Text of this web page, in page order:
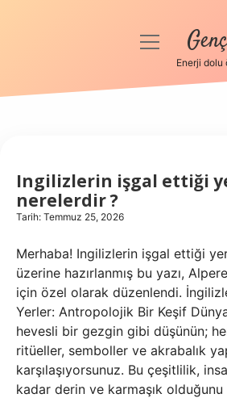
Anasayfa
Hakkımızda
menüyü
Enerji dolu
ve
İlham
Yazılar
Ingilizlerin işgal ettiği
nerelerdir ?
Tarih: Temmuz 25, 2026
Merhaba! Ingilizlerin işgal ettiği
üzerine hazırlanmış bu yazı,
için özel olarak düzenlendi.
Yerler: Antropolojik Bir Keşif
hevesli bir gezgin gibi düşünün;
ritüeller, semboller ve akrabalık
karşılaşıyorsunuz. Bu çeşitlilik,
kadar derin ve karmaşık